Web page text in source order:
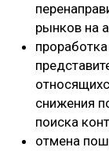
рынков на
снижения
поиска
отмена